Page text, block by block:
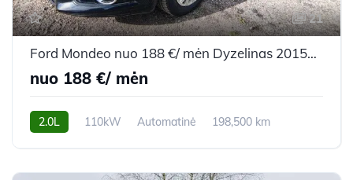
21
Ford Mondeo nuo 188 €/ mėn Dyzelinas 2015m. Universalas Automatinė
nuo 188 €/ mėn
2.0L 110kW Automatinė
198,500 km